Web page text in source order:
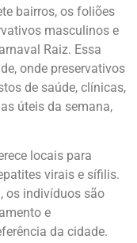
bairros, os foliões
masculinos e
Raiz. Essa
onde preservativos
de saúde, clínicas,
úteis da semana,
locais para
virais e sífilis.
os indivíduos são
e
da cidade.